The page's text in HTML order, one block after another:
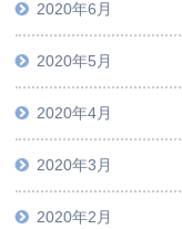
2020年6月
2020年5月
2020年4月
2020年3月
2020年2月